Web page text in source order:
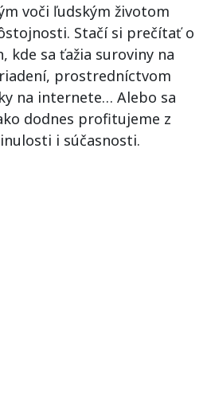
voči ľudským životom
Stačí si prečítať o
kde sa ťažia suroviny na
prostredníctvom
na internete… Alebo sa
dodnes profitujeme z
i súčasnosti.